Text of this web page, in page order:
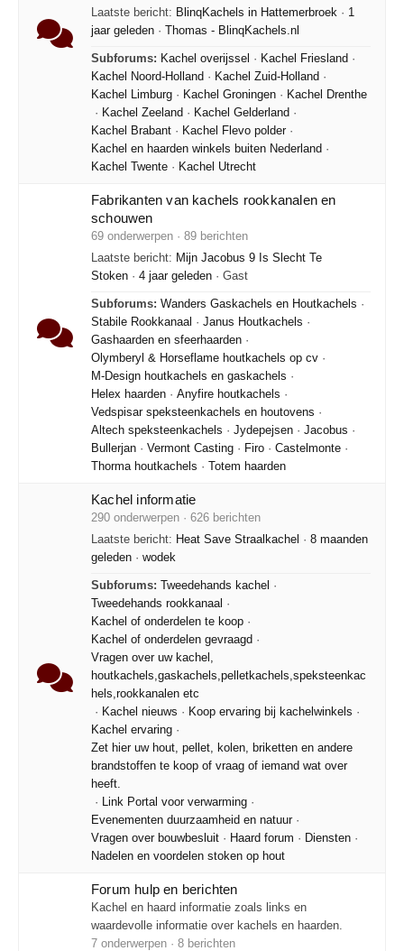
Laatste bericht: BlinqKachels in Hattemerbroek · 1
jaar geleden · Thomas - BlinqKachels.nl
Subforums: Kachel overijssel · Kachel Friesland ·
Kachel Noord-Holland · Kachel Zuid-Holland ·
Kachel Limburg · Kachel Groningen · Kachel Drenthe
· Kachel Zeeland · Kachel Gelderland ·
Kachel Brabant · Kachel Flevo polder·
Kachel en haarden winkels buiten Nederland ·
Kachel Twente · Kachel Utrecht
Fabrikanten van kachels rookkanalen en
schouwen
69 onderwerpen · 89 berichten
Laatste bericht: Mijn Jacobus 9 Is Slecht Te
Stoken · 4 jaar geleden · Gast
Subforums: Wanders Gaskachels en Houtkachels ·
Stabile Rookkanaal · Janus Houtkachels ·
Gashaarden en sfeerhaarden ·
Olymberyl & Horseflame houtkachels op cv ·
M-Design houtkachels en gaskachels ·
Helex haarden · Anyfire houtkachels ·
Vedspisar speksteenkachels en houtovens ·
Altech speksteenkachels · Jydepejsen · Jacobus ·
Bullerjan · Vermont Casting · Firo · Castelmonte ·
Thorma houtkachels · Totem haarden
Kachel informatie
290 onderwerpen · 626 berichten
Laatste bericht: Heat Save Straalkachel · 8 maanden
geleden · wodek
Subforums: Tweedehands kachel ·
Tweedehands rookkanaal ·
Kachel of onderdelen te koop ·
Kachel of onderdelen gevraagd ·
Vragen over uw kachel,
houtkachels,gaskachels,pelletkachels,speksteenkac
hels,rookkanalen etc
· Kachel nieuws · Koop ervaring bij kachelwinkels ·
Kachel ervaring ·
Zet hier uw hout, pellet, kolen, briketten en andere
brandstoffen te koop of vraag of iemand wat over
heeft.
· Link Portal voor verwarming ·
Evenementen duurzaamheid en natuur·
Vragen over bouwbesluit · Haard forum · Diensten ·
Nadelen en voordelen stoken op hout
Forum hulp en berichten
Kachel en haard informatie zoals links en
waardevolle informatie over kachels en haarden.
7 onderwerpen · 8 berichten